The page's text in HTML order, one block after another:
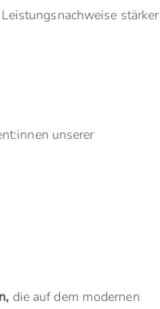
stärker
unserer
die auf dem modernen